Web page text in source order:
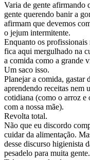
Varia de gente afirmando
gente querendo banir a
afirmam que devemos
o jejum intermitente.
Enquanto os profissionais
fica aqui mergulhado na
a comida como a grande
Um saco isso.
Planejar a comida, gastar
aprendendo receitas nem
cotidiana (como o arroz e
com a nossa mãe).
Revolta total.
Não que eu discordo
cuidar da alimentação.
desse discurso higienista
pesadelo para muita gente.